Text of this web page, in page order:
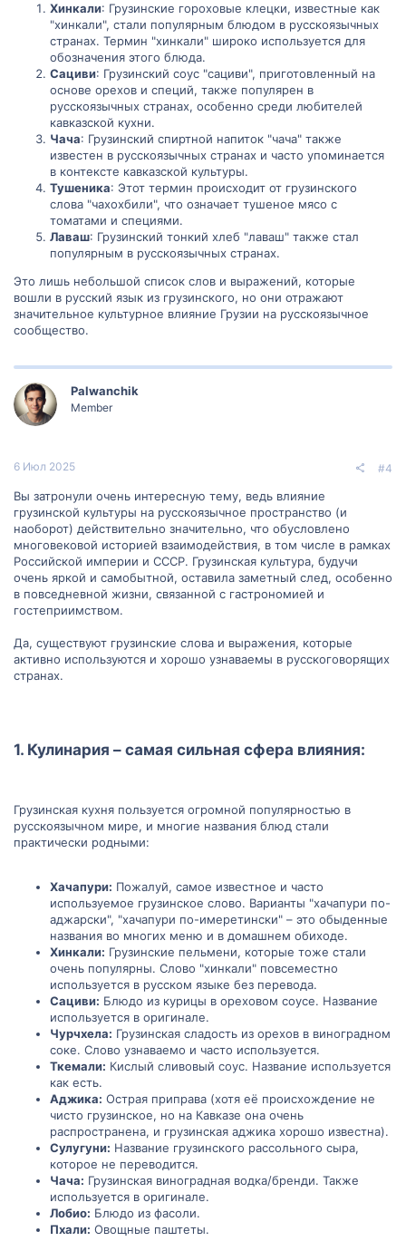
Хинкали: Грузинские гороховые клецки, известные как
"хинкали", стали популярным блюдом в русскоязычных
странах. Термин "хинкали" широко используется для
обозначения этого блюда.
Сациви: Грузинский соус "сациви", приготовленный на
основе орехов и специй, также популярен в
русскоязычных странах, особенно среди любителей
кавказской кухни.
Чача: Грузинский спиртной напиток "чача" также
известен в русскоязычных странах и часто упоминается
в контексте кавказской культуры.
Тушеника: Этот термин происходит от грузинского
слова "чахохбили", что означает тушеное мясо с
томатами и специями.
Лаваш: Грузинский тонкий хлеб "лаваш" также стал
популярным в русскоязычных странах.
Это лишь небольшой список слов и выражений, которые
вошли в русский язык из грузинского, но они отражают
значительное культурное влияние Грузии на русскоязычное
сообщество.
Palwanchik
Member
6 Июл 2025 #4
Вы затронули очень интересную тему, ведь влияние
грузинской культуры на русскоязычное пространство (и
наоборот) действительно значительно, что обусловлено
многовековой историей взаимодействия, в том числе в рамках
Российской империи и СССР. Грузинская культура, будучи
очень яркой и самобытной, оставила заметный след, особенно
в повседневной жизни, связанной с гастрономией и
гостеприимством.
Да, существуют грузинские слова и выражения, которые
активно используются и хорошо узнаваемы в русскоговорящих
странах.
1. Кулинария – самая сильная сфера влияния:​
Грузинская кухня пользуется огромной популярностью в
русскоязычном мире, и многие названия блюд стали
практически родными:
Хачапури: Пожалуй, самое известное и часто
используемое грузинское слово. Варианты "хачапури по-
аджарски", "хачапури по-имеретински" – это обыденные
названия во многих меню и в домашнем обиходе.
Хинкали: Грузинские пельмени, которые тоже стали
очень популярны. Слово "хинкали" повсеместно
используется в русском языке без перевода.
Сациви: Блюдо из курицы в ореховом соусе. Название
используется в оригинале.
Чурчхела: Грузинская сладость из орехов в виноградном
соке. Слово узнаваемо и часто используется.
Ткемали: Кислый сливовый соус. Название используется
как есть.
Аджика: Острая приправа (хотя её происхождение не
чисто грузинское, но на Кавказе она очень
распространена, и грузинская аджика хорошо известна).
Сулугуни: Название грузинского рассольного сыра,
которое не переводится.
Чача: Грузинская виноградная водка/бренди. Также
используется в оригинале.
Лобио: Блюдо из фасоли.
Пхали: Овощные паштеты.